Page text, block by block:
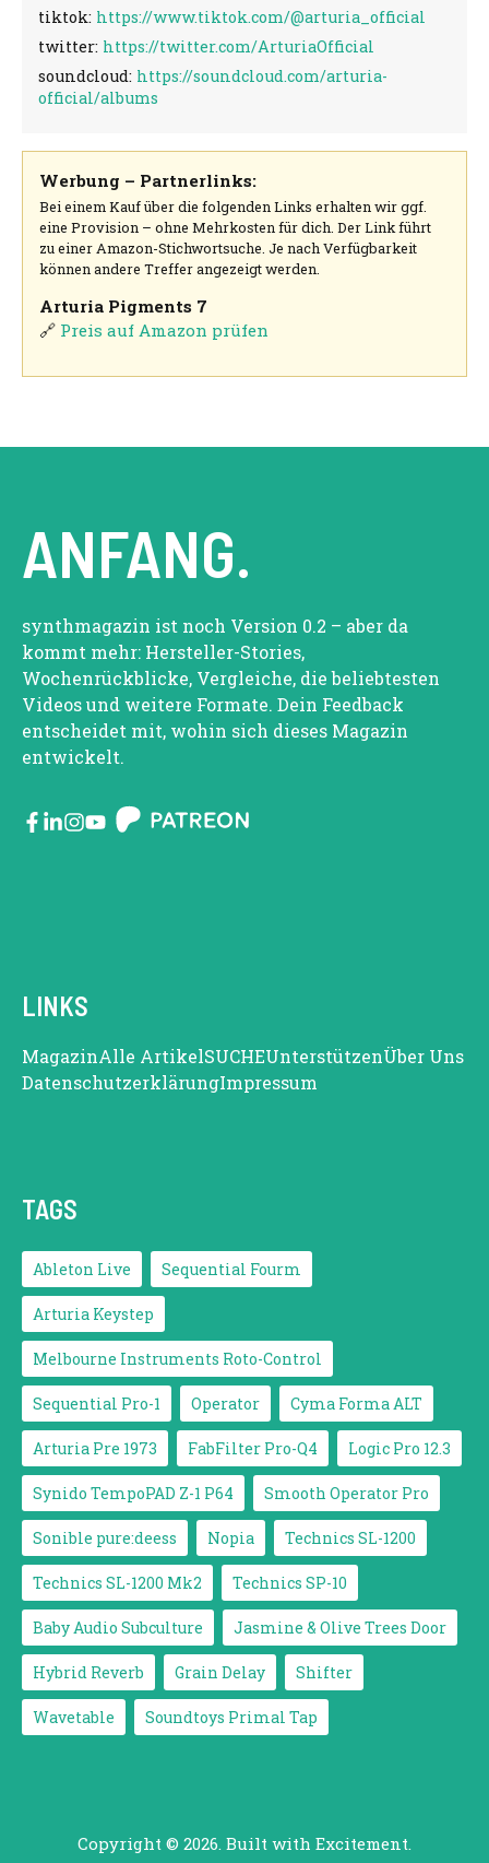
tiktok: https://www.tiktok.com/@arturia_official
twitter: https://twitter.com/ArturiaOfficial
soundcloud: https://soundcloud.com/arturia-
official/albums
Werbung – Partnerlinks:
Bei einem Kauf über die folgenden Links erhalten wir ggf.
eine Provision – ohne Mehrkosten für dich. Der Link führt
zu einer Amazon-Stichwortsuche. Je nach Verfügbarkeit
können andere Treffer angezeigt werden.
Arturia Pigments 7
🔗 Preis auf Amazon prüfen
ANFANG.
synthmagazin ist noch Version 0.2 – aber da
kommt mehr: Hersteller-Stories,
Wochenrückblicke, Vergleiche, die beliebtesten
Videos und weitere Formate. Dein Feedback
entscheidet mit, wohin sich dieses Magazin
entwickelt.
LINKS
MagazinAlle ArtikelSUCHEUnterstützenÜber Uns
DatenschutzerklärungImpressum
TAGS
Ableton Live Sequential Fourm
Arturia Keystep
Melbourne Instruments Roto-Control
Sequential Pro-1 Operator Cyma Forma ALT
Arturia Pre 1973 FabFilter Pro-Q4 Logic Pro 12.3
Synido TempoPAD Z-1 P64 Smooth Operator Pro
Sonible pure:deess Nopia Technics SL-1200
Technics SL-1200 Mk2 Technics SP-10
Baby Audio Subculture Jasmine & Olive Trees Door
Hybrid Reverb Grain Delay Shifter
Wavetable Soundtoys Primal Tap
Copyright © 2026. Built with Excitement.